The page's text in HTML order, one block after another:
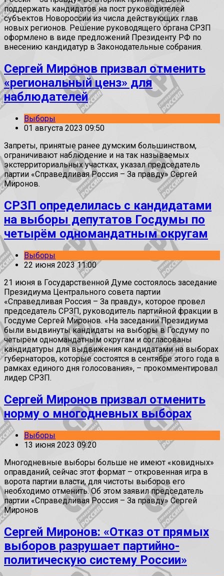
поддержать кандидатов на пост руководителей
субъектов Новороссии из числа действующих глав
новых регионов. Решение руководящего органа СРЗП
оформлено в виде предложений Президенту РФ по
внесению кандидатур в Законодательные собрания.
Сергей Миронов призвал отменить
«региональный ценз» для
наблюдателей
Выборы
01 августа 2023 09:50
Запреты, принятые ранее думским большинством,
ограничивают наблюдение и на так называемых
экстерриториальных участках, указал председатель
партии «Справедливая Россия – За правду» Сергей
Миронов.
СРЗП определилась с кандидатами
на выборы депутатов Госдумы по
четырём одномандатным округам
Выборы
22 июня 2023 11:00
21 июня в Государственной Думе состоялось заседание
Президиума Центрального совета партии
«Справедливая Россия – За правду», которое провел
председатель СРЗП, руководитель партийной фракции в
Госдуме Сергей Миронов. «На заседании Президиума
были выдвинуты кандидаты на выборы в Госдуму по
четырём одномандатным округам и согласованы
кандидатуры для выдвижения кандидатами на выборах
губернаторов, которые состоятся в сентябре этого года в
рамках единого дня голосования», – прокомментировал
лидер СРЗП.
Сергей Миронов призвал отменить
норму о многодневных выборах
Выборы
13 июня 2023 09:20
Многодневные выборы больше не имеют «ковидных»
оправданий, сейчас этот формат – откровенная игра в
ворота партии власти, для чистоты выборов его
необходимо отменить. Об этом заявил председатель
партии «Справедливая Россия – За правду» Сергей
Миронов
Сергей Миронов: «Отказ от прямых
выборов разрушает партийно-
политическую систему России»